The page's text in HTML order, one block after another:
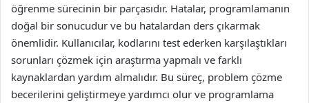
öğrenme sürecinin bir parçasıdır. Hatalar, programlamanın
doğal bir sonucudur ve bu hatalardan ders çıkarmak
önemlidir. Kullanıcılar, kodlarını test ederken karşılaştıkları
sorunları çözmek için araştırma yapmalı ve farklı
kaynaklardan yardım almalıdır. Bu süreç, problem çözme
becerilerini geliştirmeye yardımcı olur ve programlama